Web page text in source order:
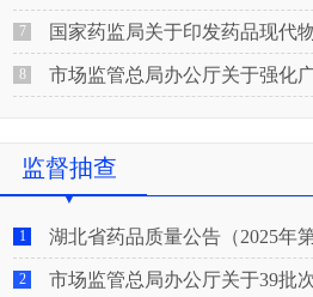
7 国家药监局关于印发药品现代物流规范化建设指
8 市场监管总局办公厅关于强化广告中提示性用语监
监督抽查
1 湖北省药品质量公告（2025年第
2 市场监管总局办公厅关于39批次食品抽检不合